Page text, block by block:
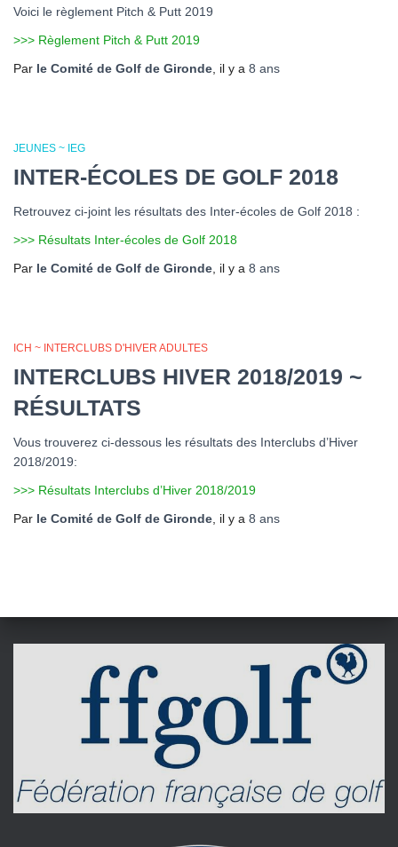
Voici le règlement Pitch & Putt 2019
>>> Règlement Pitch & Putt 2019
Par le Comité de Golf de Gironde , il y a 8 ans
JEUNES ~ IEG
INTER-ÉCOLES DE GOLF 2018
Retrouvez ci-joint les résultats des Inter-écoles de Golf 2018 :
>>> Résultats Inter-écoles de Golf 2018
Par le Comité de Golf de Gironde , il y a 8 ans
ICH ~ INTERCLUBS D'HIVER ADULTES
INTERCLUBS HIVER 2018/2019 ~
RÉSULTATS
Vous trouverez ci-dessous les résultats des Interclubs d’Hiver
2018/2019:
>>> Résultats Interclubs d’Hiver 2018/2019
Par le Comité de Golf de Gironde , il y a 8 ans